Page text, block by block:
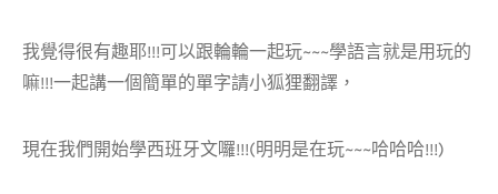
我覺得很有趣耶!!!可以跟輪輪一起玩~~~學語言就是用玩的
嘛!!!一起講一個簡單的單字請小狐狸翻譯，
現在我們開始學西班牙文囉!!!(明明是在玩~~~哈哈哈!!!)